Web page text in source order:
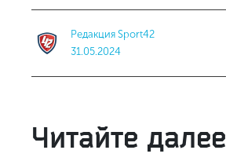
Редакция Sport42
31.05.2024
Читайте далее